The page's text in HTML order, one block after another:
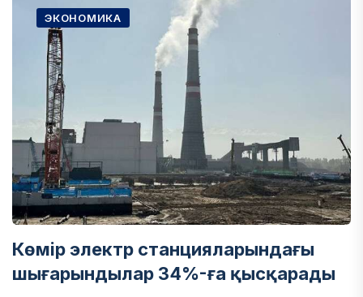
ЭКОНОМИКА
Көмір электр станцияларындағы
шығарындылар 34%-ға қысқарады